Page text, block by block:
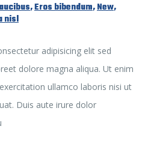
,Eros bibendum,New,
nisl
adipisicing elit sed
dolore magna aliqua. Ut enim
ullamco laboris nisi ut
Duis aute irure dolor